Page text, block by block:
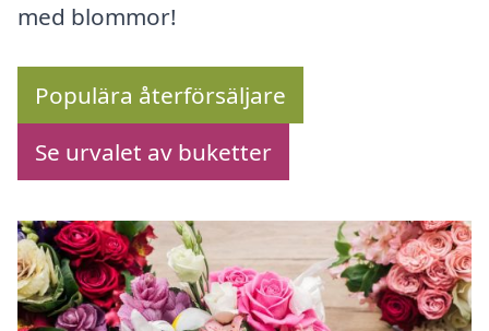
med blommor!
Populära återförsäljare
Se urvalet av buketter